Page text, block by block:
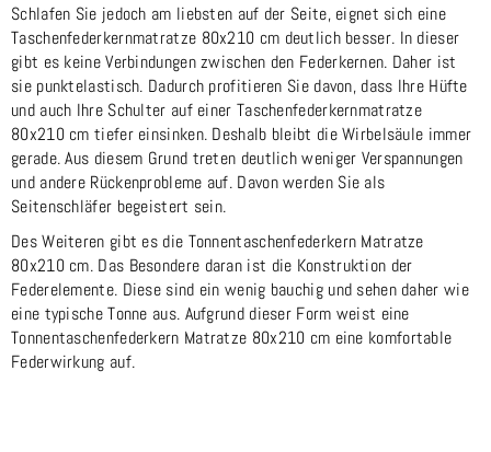
Schlafen Sie jedoch am liebsten auf der Seite, eignet sich eine
Taschenfederkernmatratze 80x210 cm deutlich besser. In dieser
gibt es keine Verbindungen zwischen den Federkernen. Daher ist
sie punktelastisch. Dadurch profitieren Sie davon, dass Ihre Hüfte
und auch Ihre Schulter auf einer Taschenfederkernmatratze
80x210 cm tiefer einsinken. Deshalb bleibt die Wirbelsäule immer
gerade. Aus diesem Grund treten deutlich weniger Verspannungen
und andere Rückenprobleme auf. Davon werden Sie als
Seitenschläfer begeistert sein.
Des Weiteren gibt es die Tonnentaschenfederkern Matratze
80x210 cm. Das Besondere daran ist die Konstruktion der
Federelemente. Diese sind ein wenig bauchig und sehen daher wie
eine typische Tonne aus. Aufgrund dieser Form weist eine
Tonnentaschenfederkern Matratze 80x210 cm eine komfortable
Federwirkung auf.